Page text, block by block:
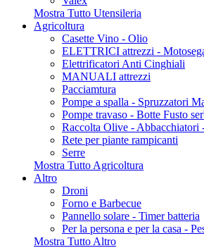
Mostra Tutto Utensileria
Agricoltura
Casette Vino - Olio
ELETTRICI attrezzi -
Elettrificatori Anti Cinghiali
MANUALI attrezzi
Pacciamtura
Pompe a spalla - Spruzzatori
Pompe travaso - Botte Fusto
Raccolta Olive - Abbacchiatori
Rete per piante rampicanti
Serre
Mostra Tutto Agricoltura
Altro
Droni
Forno e Barbecue
Pannello solare - Timer batteria
Per la persona e per la casa -
Mostra Tutto Altro